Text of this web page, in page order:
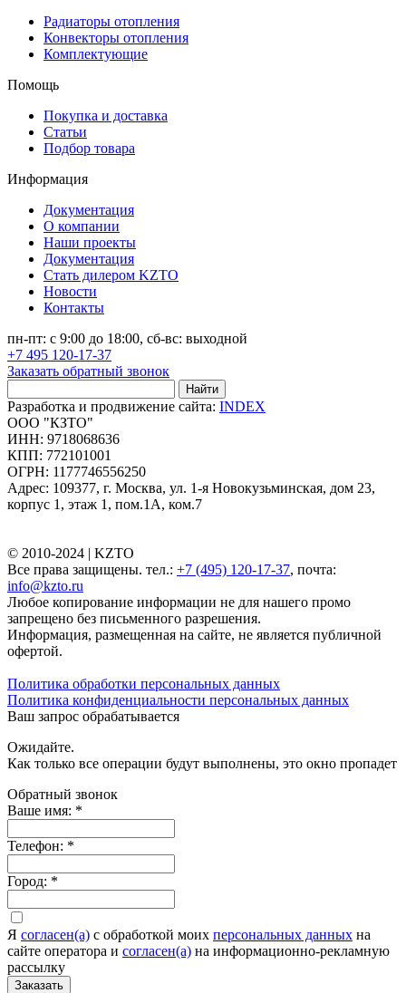
Радиаторы отопления
Конвекторы отопления
Комплектующие
Помощь
Покупка и доставка
Статьи
Подбор товара
Информация
Документация
О компании
Наши проекты
Документация
Стать дилером KZTO
Новости
Контакты
пн-пт: с 9:00 до 18:00, сб-вс: выходной
+7 495 120-17-37
Заказать обратный звонок
Найти
Разработка и продвижение сайта: INDEX
ООО "КЗТО"
ИНН: 9718068636
КПП: 772101001
ОГРН: 1177746556250
Адрес: 109377, г. Москва, ул. 1-я Новокузьминская, дом 23,
корпус 1, этаж 1, пом.1А, ком.7
© 2010-2024 | KZTO
Все права защищены. тел.: +7 (495) 120-17-37, почта:
info@kzto.ru
Любое копирование информации не для нашего промо
запрещено без письменного разрешения.
Информация, размещенная на сайте, не является публичной
офертой.
Политика обработки персональных данных
Политика конфиденциальности персональных данных
Ваш запрос обрабатывается
Ожидайте.
Как только все операции будут выполнены, это окно пропадет
Обратный звонок
Ваше имя: *
Телефон: *
Город: *
Я согласен(а) c обработкой моих персональных данных на
сайте оператора и согласен(а) на информационно-рекламную
рассылку
Заказать